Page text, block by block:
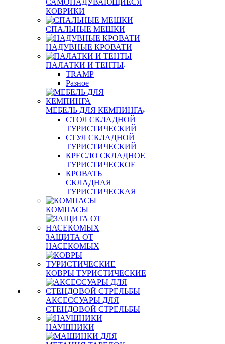
САМОНАДУВАЮЩИЕСЯ
КОВРИКИ
СПАЛЬНЫЕ МЕШКИ
НАДУВНЫЕ КРОВАТИ
ПАЛАТКИ И ТЕНТЫ
TRAMP
Разное
МЕБЕЛЬ ДЛЯ КЕМПИНГА
СТОЛ СКЛАДНОЙ
ТУРИСТИЧЕСКИЙ
СТУЛ СКЛАДНОЙ
ТУРИСТИЧЕСКИЙ
КРЕСЛО СКЛАДНОЕ
ТУРИСТИЧЕСКОЕ
КРОВАТЬ
СКЛАДНАЯ
ТУРИСТИЧЕСКАЯ
КОМПАСЫ
ЗАЩИТА ОТ
НАСЕКОМЫХ
КОВРЫ ТУРИСТИЧЕСКИЕ
АКСЕССУАРЫ ДЛЯ
СТЕНДОВОЙ СТРЕЛЬБЫ
НАУШНИКИ